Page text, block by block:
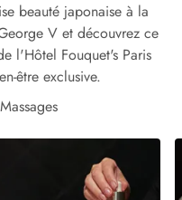
beauté japonaise à la
V et découvrez ce
l'Hôtel Fouquet's Paris
être exclusive.
Massages